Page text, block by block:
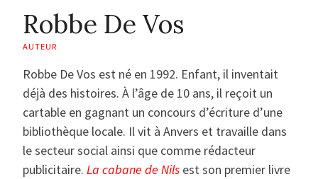
Robbe De Vos
AUTEUR
Robbe De Vos est né en 1992. Enfant, il inventait
déjà des histoires. À l’âge de 10 ans, il reçoit un
cartable en gagnant un concours d’écriture d’une
bibliothèque locale. Il vit à Anvers et travaille dans
le secteur social ainsi que comme rédacteur
publicitaire. La cabane de Nils est son premier livre